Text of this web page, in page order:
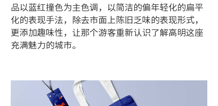
品以蓝红撞色为主色调，以简洁的偏年轻化的扁平
化的表现手法，除去市面上陈旧乏味的表现形式，
更添加趣味性，让那个游客重新认识了解高明这座
充满魅力的城市。